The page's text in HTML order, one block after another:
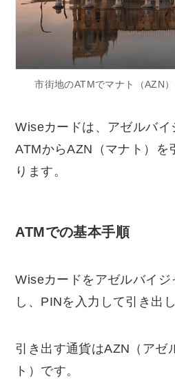
市街地のATMでマナト（AZN
Wiseカードは、アゼルバ
ATMからAZN（マナト）を
ります。
ATMでの基本手順
Wiseカードをアゼルバイジ
し、PINを入力して引き出
引き出す通貨はAZN（アゼ
ト）です。